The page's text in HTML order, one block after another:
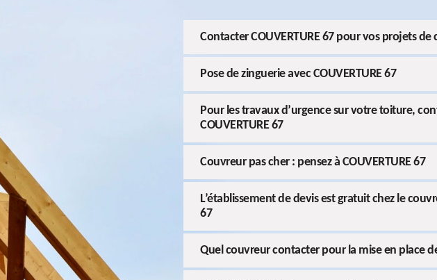
Contacter COUVERTURE 67 pour vos projets
Pose de zinguerie avec COUVERTURE 67
Pour les travaux d’urgence sur votre toiture,
COUVERTURE 67
Couvreur pas cher : pensez à COUVERTURE 67
L’établissement de devis est gratuit chez le
67
Quel couvreur contacter pour la mise en place